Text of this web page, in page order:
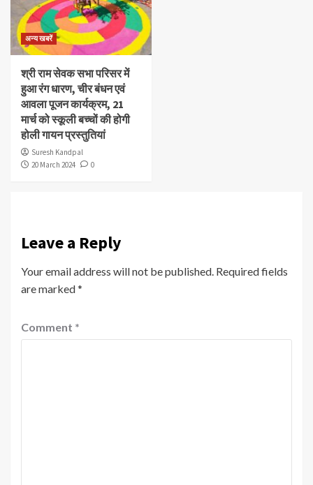
अन्य खबरें
श्री राम सेवक सभा परिसर में
हुआ रंग धारण, चीर बंधन एवं
आवला पूजन कार्यक्रम, 21
मार्च को स्कूली बच्चों की होगी
होली गायन प्रस्तुतियां
Suresh Kandpal
20 March 2024
0
Leave a Reply
Your email address will not be published. Required fields
are marked*
Comment *